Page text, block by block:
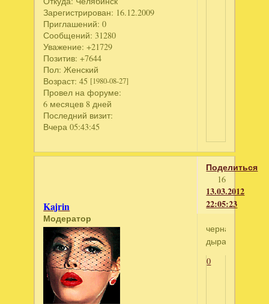
Зарегистрирован: 16.12.2009
Приглашений: 0
Сообщений: 31280
Уважение: +21729
Позитив: +7644
Пол: Женский
Возраст: 45 [1980-08-27]
Провел на форуме:
6 месяцев 8 дней
Последний визит:
Вчера 05:43:45
Поделиться
16
13.03.2012
22:05:23
Kajrin
Модератор
черная
дыра
0